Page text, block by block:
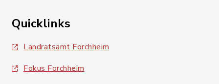
Quicklinks
Landratsamt Forchheim
Fokus Forchheim